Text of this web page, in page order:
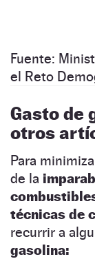
Fuente:
el Reto
Gasto de
otros
Para
de la
técnicas de
recurrir a
gasolina: